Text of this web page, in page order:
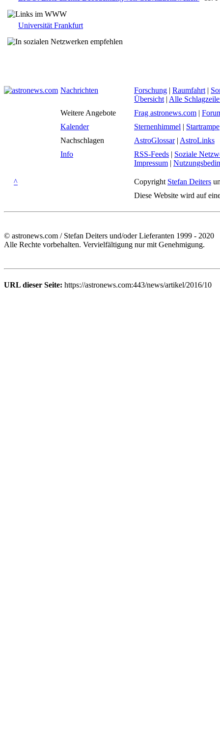
Universität Frankfurt
Nachrichten Forschung | Raumfahrt |
Übersicht | Alle
Weitere Angebote
Frag astronews.com |
Kalender
Sternenhimmel | Startrampe
Nachschlagen
AstroGlossar| AstroLinks
Info
RSS-Feeds | Soziale
Impressum |
^ Copyright Stefan Deiters
Diese Website wird auf
© astronews.com / Stefan Deiters und/oder Lieferanten 1999 - 2020
Alle Rechte vorbehalten. Vervielfältigung nur mit Genehmigung.
URL dieser Seite: https://astronews.com:443/news/artikel/2016/10